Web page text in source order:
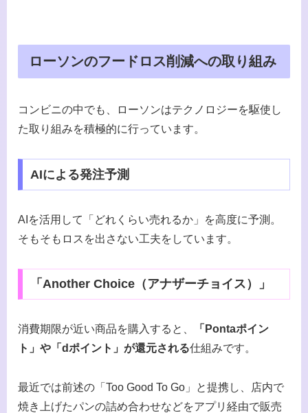
ローソンのフードロス削減への取り組み
コンビニの中でも、ローソンはテクノロジーを駆使し
た取り組みを積極的に行っています。
AIによる発注予測
AIを活用して「どれくらい売れるか」を高度に予測。
そもそもロスを出さない工夫をしています。
「Another Choice（アナザーチョイス）」
消費期限が近い商品を購入すると、
「Pontaポイン
ト」や「dポイント」が還元される仕組みです。
最近では前述の「Too Good To Go」と提携し、店内で
焼き上げたパンの詰め合わせなどをアプリ経由で販売